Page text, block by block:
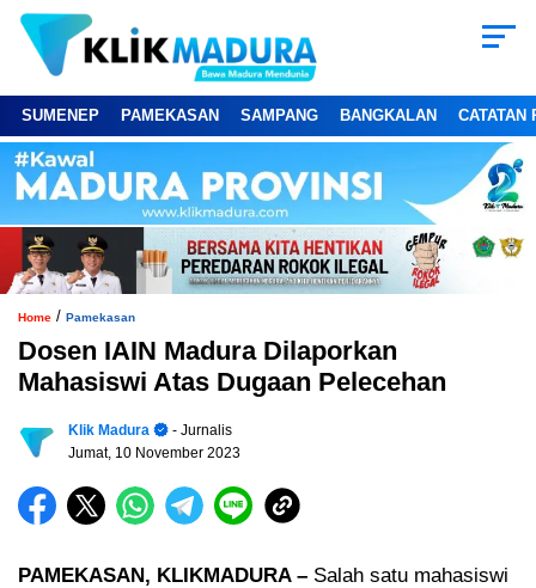
SUMENEP PAMEKASAN SAMPANG BANGKALAN CATATAN
Home / Pamekasan
Dosen IAIN Madura Dilaporkan
Mahasiswi Atas Dugaan Pelecehan
Klik Madura
- Jurnalis
Jumat, 10 November 2023
PAMEKASAN, KLIKMADURA – Salah satu mahasiswi